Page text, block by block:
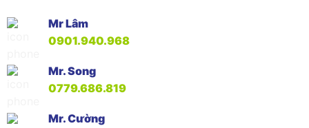
Mr Lâm
0901.940.968
Mr. Song
0779.686.819
Mr. Cường